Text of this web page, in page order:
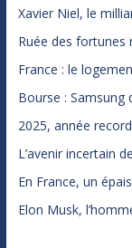
Xavier Niel, le
Ruée des fortunes
France : le
Bourse : Samsung
2025, année
L’avenir incertain
En France, un
Elon Musk,